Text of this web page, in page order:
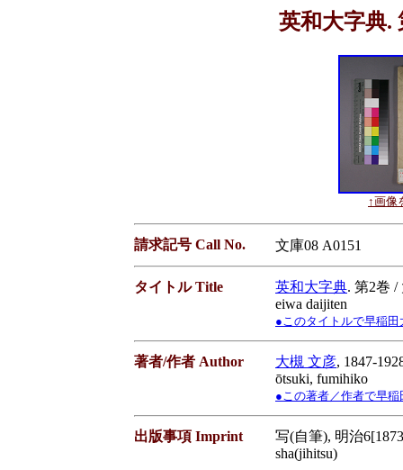
英和大字典.
↑画像
請求記号 Call No. 文庫08 A0151
タイトル Title 英和大字典. 第2巻 /
eiwa daijiten
●このタイトルで早稲田
著者/作者 Author 大槻 文彦, 1847-
ōtsuki, fumihiko
●この著者／作者で早稲
出版事項 Imprint
写(自筆), 明治
sha(jihitsu)